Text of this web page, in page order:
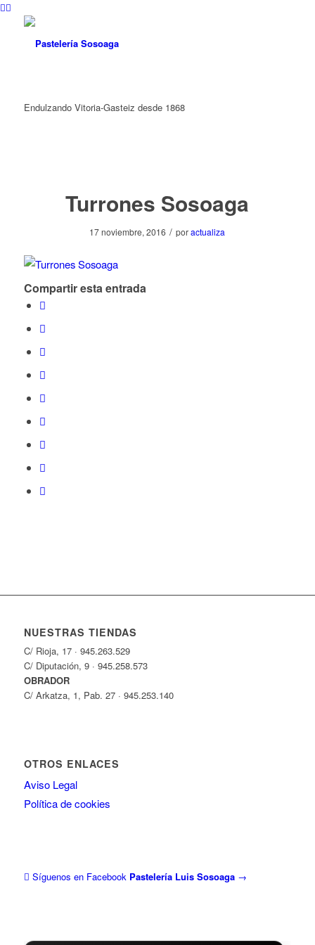
Endulzando Vitoria-Gasteiz desde 1868
Turrones Sosoaga
17 noviembre, 2016 / poractualiza
Compartir esta entrada
NUESTRAS TIENDAS
C/ Rioja, 17 · 945.263.529
C/ Diputación, 9 · 945.258.573
OBRADOR
C/ Arkatza, 1, Pab. 27 · 945.253.140
OTROS ENLACES
Aviso Legal
Política de cookies
Síguenos en Facebook Pastelería Luis Sosoaga →